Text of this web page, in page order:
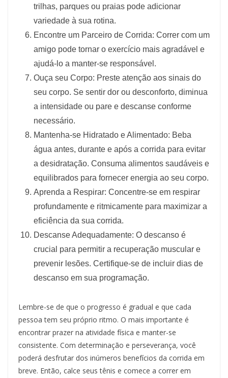
trilhas, parques ou praias pode adicionar
variedade à sua rotina.
Encontre um Parceiro de Corrida: Correr com um
amigo pode tornar o exercício mais agradável e
ajudá-lo a manter-se responsável.
Ouça seu Corpo: Preste atenção aos sinais do
seu corpo. Se sentir dor ou desconforto, diminua
a intensidade ou pare e descanse conforme
necessário.
Mantenha-se Hidratado e Alimentado: Beba
água antes, durante e após a corrida para evitar
a desidratação. Consuma alimentos saudáveis e
equilibrados para fornecer energia ao seu corpo.
Aprenda a Respirar: Concentre-se em respirar
profundamente e ritmicamente para maximizar a
eficiência da sua corrida.
Descanse Adequadamente: O descanso é
crucial para permitir a recuperação muscular e
prevenir lesões. Certifique-se de incluir dias de
descanso em sua programação.
Lembre-se de que o progresso é gradual e que cada
pessoa tem seu próprio ritmo. O mais importante é
encontrar prazer na atividade física e manter-se
consistente. Com determinação e perseverança, você
poderá desfrutar dos inúmeros benefícios da corrida em
breve. Então, calce seus tênis e comece a correr em